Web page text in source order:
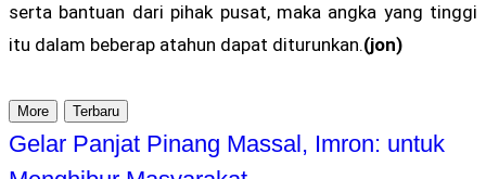
serta bantuan dari pihak pusat, maka angka yang tinggi
itu dalam beberap atahun dapat diturunkan.(jon)
More Terbaru
Gelar Panjat Pinang Massal, Imron: untuk